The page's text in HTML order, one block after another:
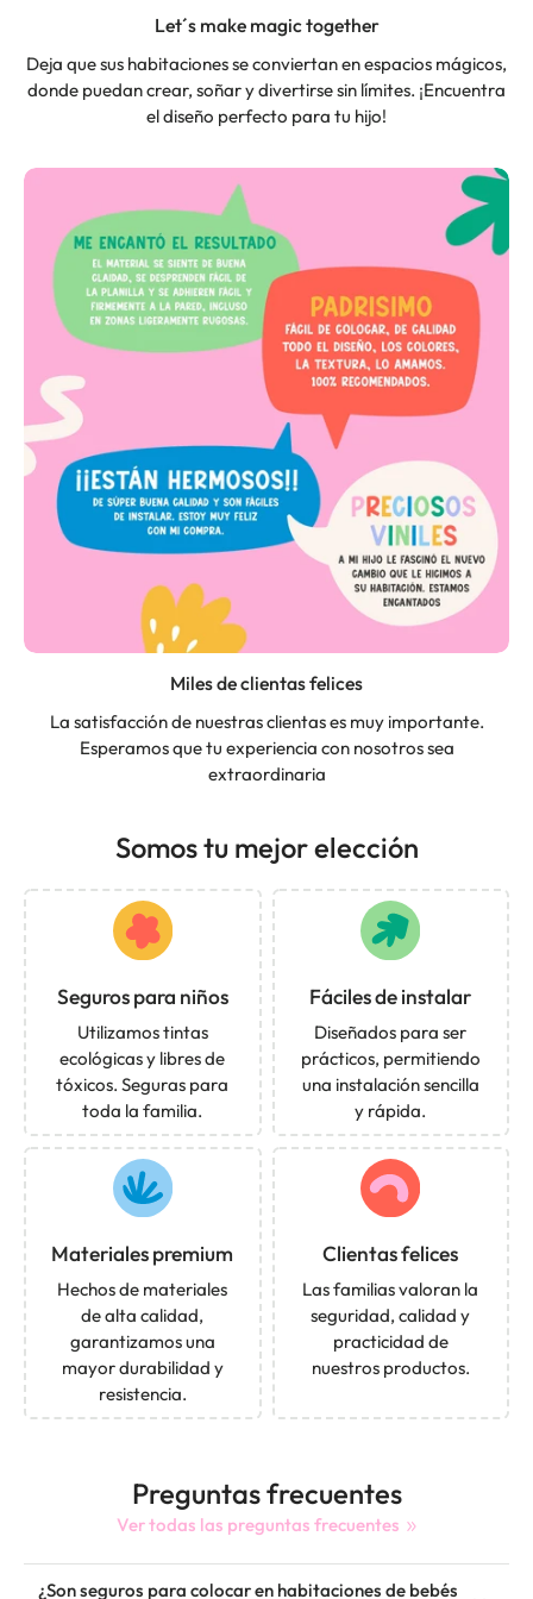
Let´s make magic together
Deja que sus habitaciones se conviertan en espacios mágicos,
donde puedan crear, soñar y divertirse sin límites. ¡Encuentra
el diseño perfecto para tu hijo!
Miles de clientas felices
La satisfacción de nuestras clientas es muy importante.
Esperamos que tu experiencia con nosotros sea
extraordinaria
Somos tu mejor elección
Seguros para niños
Utilizamos tintas
ecológicas y libres de
tóxicos. Seguras para
toda la familia.
Fáciles de instalar
Diseñados para ser
prácticos, permitiendo
una instalación sencilla
y rápida.
Materiales premium
Hechos de materiales
de alta calidad,
garantizamos una
mayor durabilidad y
resistencia.
Clientas felices
Las familias valoran la
seguridad, calidad y
practicidad de
nuestros productos.
Preguntas frecuentes
Ver todas las preguntas frecuentes
¿Son seguros para colocar en habitaciones de bebés